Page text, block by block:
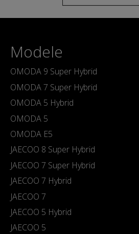
Modele
OMODA 9 Super Hybrid
OMODA 7 Super Hybrid
OMODA 5 Hybrid
OMODA 5
OMODA E5
JAECOO 8 Super Hybrid
JAECOO 7 Super Hybrid
JAECOO 7 Hybrid
JAECOO 7
JAECOO 5 Hybrid
JAECOO 5